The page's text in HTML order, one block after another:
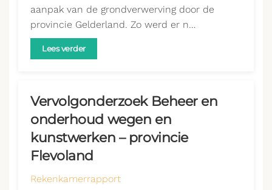
aanpak van de grondverwerving door de
provincie Gelderland. Zo werd er n…
Lees verder
Vervolgonderzoek Beheer en
onderhoud wegen en
kunstwerken – provincie
Flevoland
Rekenkamerrapport